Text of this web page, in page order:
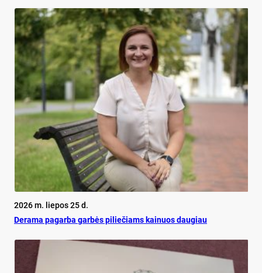
2026 m. liepos 25 d.
De­ra­ma pa­gar­ba gar­bės pi­lie­čiams kai­nuos dau­giau